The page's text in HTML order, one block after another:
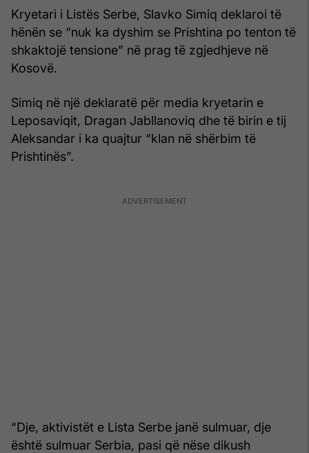
Kryetari i Listës Serbe, Slavko Simiq deklaroi të
hënën se “nuk ka dyshim se Prishtina po tenton të
shkaktojë tensione” në prag të zgjedhjeve në
Kosovë.
Simiq në një deklaratë për media kryetarin e
Leposaviqit, Dragan Jabllanoviq dhe të birin e tij
Aleksandar i ka quajtur “klan në shërbim të
Prishtinës”.
“Dje, aktivistët e Lista Serbe janë sulmuar, dje
është sulmuar Serbia, pasi që nëse dikush